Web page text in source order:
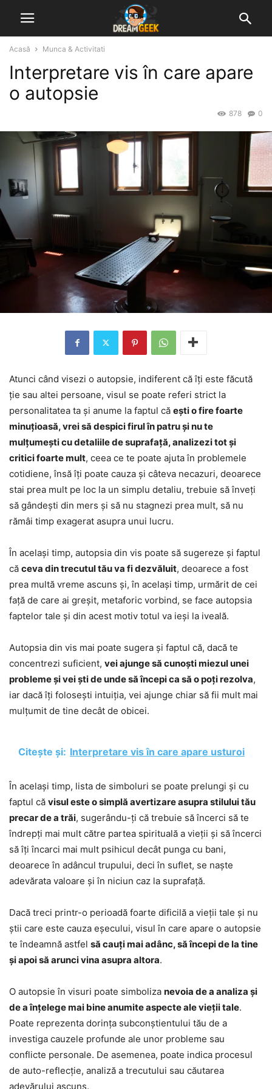
Acasă Munca & Activitati
Interpretare vis în care apare
o autopsie
0
878
Atunci când visezi o autopsie, indiferent că îți este făcută
ție sau altei persoane, visul se poate referi strict la
personalitatea ta și anume la faptul că ești o fire foarte
minuțioasă, vrei să despici firul în patru și nu te
mulțumești cu detaliile de suprafață, analizezi tot și
critici foarte mult, ceea ce te poate ajuta în problemele
cotidiene, însă îți poate cauza și câteva necazuri, deoarece
stai prea mult pe loc la un simplu detaliu, trebuie să înveți
să gândești din mers și să nu stagnezi prea mult, să nu
rămâi timp exagerat asupra unui lucru.
În același timp, autopsia din vis poate să sugereze și faptul
că ceva din trecutul tău va fi dezvăluit, deoarece a fost
prea multă vreme ascuns și, în același timp, urmărit de cei
față de care ai greșit, metaforic vorbind, se face autopsia
faptelor tale și din acest motiv totul va ieși la iveală.
Autopsia din vis mai poate sugera și faptul că, dacă te
concentrezi suficient, vei ajunge să cunoști miezul unei
probleme și vei ști de unde să începi ca să o poți rezolva,
iar dacă îți folosești intuiția, vei ajunge chiar să fii mult mai
mulțumit de tine decât de obicei.
Citește și: Interpretare vis în care apare usturoi
În același timp, lista de simboluri se poate prelungi și cu
faptul că visul este o simplă avertizare asupra stilului tău
precar de a trăi, sugerându-ți că trebuie să încerci să te
îndrepți mai mult către partea spirituală a vieții și să încerci
să îți încarci mai mult psihicul decât punga cu bani,
deoarece în adâncul trupului, deci în suflet, se naște
adevărata valoare și în niciun caz la suprafață.
Dacă treci printr-o perioadă foarte dificilă a vieții tale și nu
știi care este cauza eșecului, visul în care apare o autopsie
te îndeamnă astfel să cauți mai adânc, să începi de la tine
și apoi să arunci vina asupra altora.
O autopsie în visuri poate simboliza nevoia de a analiza și
de a înțelege mai bine anumite aspecte ale vieții tale.
Poate reprezenta dorința subconștientului tău de a
investiga cauzele profunde ale unor probleme sau
conflicte personale. De asemenea, poate indica procesul
de auto-reflecție, analiză a trecutului sau căutarea
adevărului ascuns.